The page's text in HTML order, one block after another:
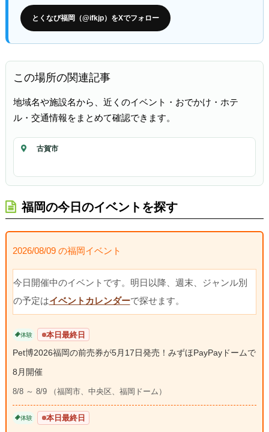
とくなび福岡（@ifkjp）をXでフォロー
この場所の関連記事
地域名や施設名から、近くのイベント・おでかけ・ホテ
ル・交通情報をまとめて確認できます。
古賀市
福岡の今日のイベントを探す
2026/08/09 の福岡イベント
今日開催中のイベントです。明日以降、週末、ジャンル別
の予定はイベントカレンダーで探せます。
体験 本日最終日
Pet博2026福岡の前売券が5月17日発売！みずほPayPayドームで
8月開催
8/8 ～ 8/9 （福岡市、中央区、福岡ドーム）
体験 本日最終日